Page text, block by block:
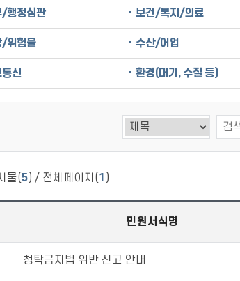
/행정심판 보건/복지/의료
/위험물 수산/어업
통신 환경(대기, 수질 등)
물(5) / 전체페이지(1 )
민원서식명
청탁금지법 위반 신고 안내